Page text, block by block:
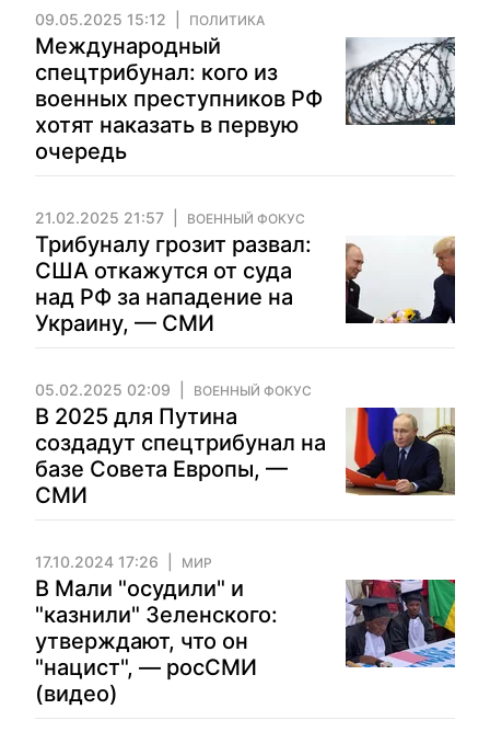
09.05.2025 15:12 ПОЛИТИКА
Международный
спецтрибунал: кого из
военных преступников РФ
хотят наказать в первую
очередь
21.02.2025 21:57 ВОЕННЫЙ ФОКУС
Трибуналу грозит развал:
США откажутся от суда
над РФ за нападение на
Украину, — СМИ
05.02.2025 02:09 ВОЕННЫЙ ФОКУС
В 2025 для Путина
создадут спецтрибунал на
базе Совета Европы, —
СМИ
17.10.2024 17:26 МИР
В Мали "осудили" и
"казнили" Зеленского:
утверждают, что он
"нацист", — росСМИ
(видео)